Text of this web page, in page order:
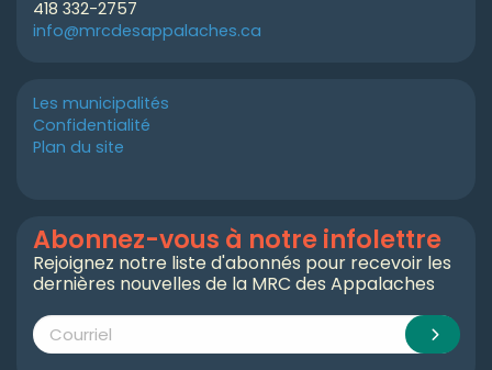
418 332-2757
info@mrcdesappalaches.ca
Les municipalités
Confidentialité
Plan du site
Abonnez-vous à notre infolettre
Rejoignez notre liste d'abonnés pour recevoir les
dernières nouvelles de la MRC des Appalaches